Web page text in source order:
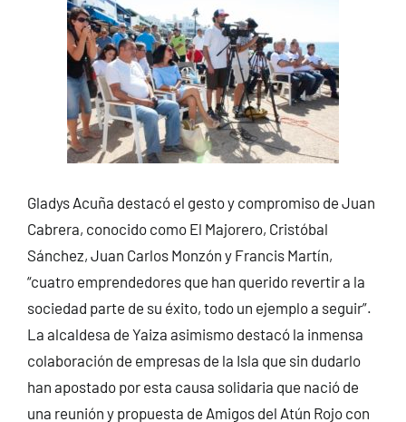
Gladys Acuña destacó el gesto y compromiso de Juan
Cabrera, conocido como El Majorero, Cristóbal
Sánchez, Juan Carlos Monzón y Francis Martín,
“cuatro emprendedores que han querido revertir a la
sociedad parte de su éxito, todo un ejemplo a seguir”.
La alcaldesa de Yaiza asimismo destacó la inmensa
colaboración de empresas de la Isla que sin dudarlo
han apostado por esta causa solidaria que nació de
una reunión y propuesta de Amigos del Atún Rojo con